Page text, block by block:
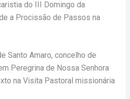
do III Domingo da
a Procissão de Passos na
Santo Amaro, concelho de
Peregrina de Nossa Senhora
na Visita Pastoral missionária